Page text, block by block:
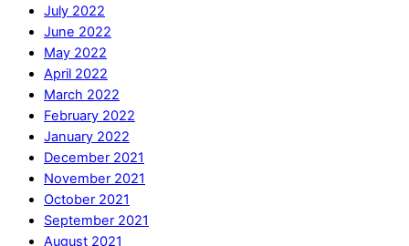
July 2022
June 2022
May 2022
April 2022
March 2022
February 2022
January 2022
December 2021
November 2021
October 2021
September 2021
August 2021